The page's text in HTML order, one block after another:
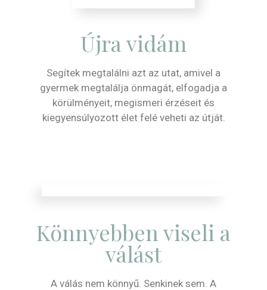
Újra vidám
Segítek megtalálni azt az utat, amivel a
gyermek megtalálja önmagát, elfogadja a
körülményeit, megismeri érzéseit és
kiegyensúlyozott élet felé veheti az útját.
Könnyebben viseli a
válást
A válás nem könnyű. Senkinek sem. A